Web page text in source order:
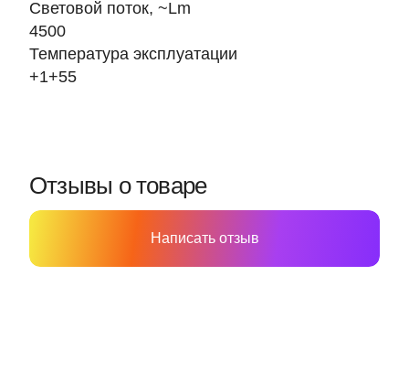
Световой поток, ~Lm
4500
Температура эксплуатации
+1+55
Отзывы о товаре
Написать отзыв